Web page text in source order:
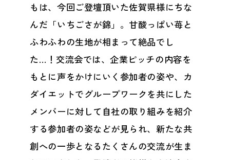
もは、今回ご登壇頂いた佐賀県様にちな
んだ「いちごさが錦」。甘酸っぱい苺と
ふわふわの生地が相まって絶品でし
た…！交流会では、企業ピッチの内容を
もとに声をかけにいく参加者の姿や、カ
ダイエットでグループワークを共にした
メンバーに対して自社の取り組みを紹介
する参加者の姿などが見られ、新たな共
創への一歩となるたくさんの交流が生ま